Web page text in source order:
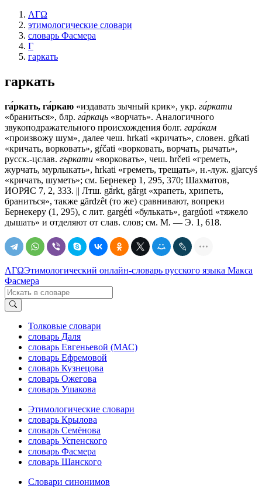
ΛΓΩ
этимологические словари
словарь Фасмера
Г
гаркать
гаркать
га́ркать, га́ркаю «издавать зычный крик», укр. га́ркати
«браниться», блр. га́ркаць «ворчать». Аналогичного
звукоподражательного происхождения болг. гара́кам
«произвожу шум», далее чеш. hrkati «кричать», словен. gŕkati
«кричать, ворковать», gŕčati «ворковать, ворчать, рычать»,
русск.-цслав. гъркати «ворковать», чеш. hrčeti «греметь,
журчать, мурлыкать», hrkati «греметь, трещать», н.-луж. gjarcyś
«кричать, шуметь»; см. Бернекер 1, 295, 370; Шахматов,
ИОРЯС 7, 2, 333. || Лтш. gā̀rkt, gā̀rgt «храпеть, хрипеть,
браниться», также gãrdzêt (то же) сравнивают, вопреки
Бернекеру (1, 295), с лит. gargė́ti «булькать», gargúoti «тяжело
дышать» и отделяют от слав. слов; см. М. — Э. 1, 618.
ΛΓΩЭтимологический онлайн-словарь русского языка Макса
Фасмера
Толковые словари
словарь Даля
словарь Евгеньевой (МАС)
словарь Ефремовой
словарь Кузнецова
словарь Ожегова
словарь Ушакова
Этимологические словари
словарь Крылова
словарь Семёнова
словарь Успенского
словарь Фасмера
словарь Шанского
Словари синонимов